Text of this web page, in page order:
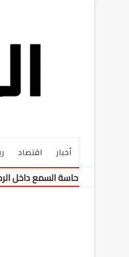
أخبار اقتصاد
حول تطور حاسة السمع داخل الرحم